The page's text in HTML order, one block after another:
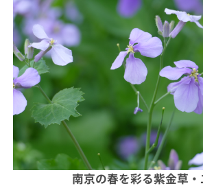
南京の春を彩る紫金草